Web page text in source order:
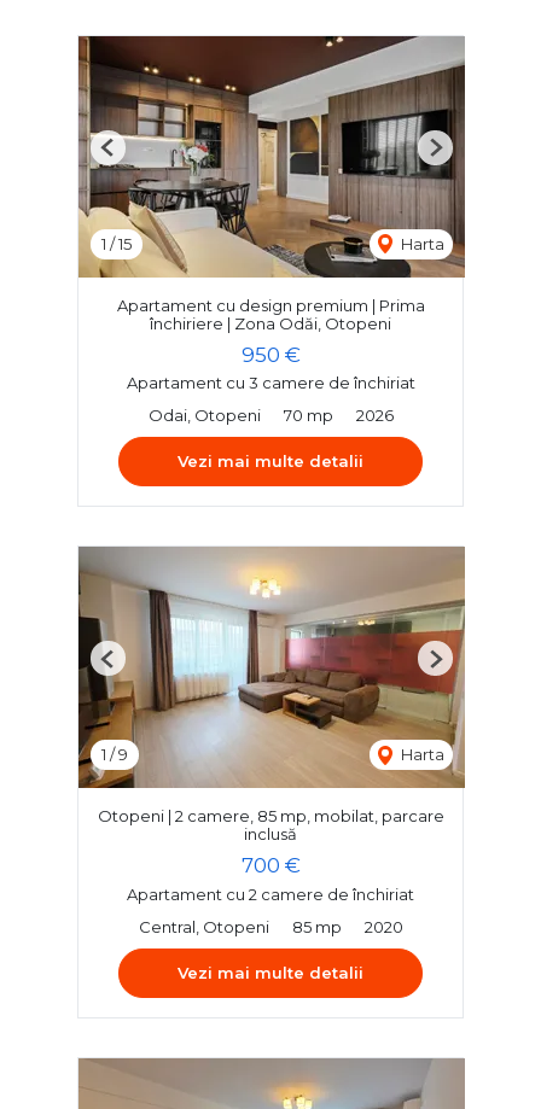
1 /15 Harta
Previous Next
Apartament cu design premium | Prima
închiriere | Zona Odăi, Otopeni
950 €
Apartament cu 3 camere de închiriat
Odai, Otopeni
70 mp 2026
Vezi mai multe detalii
1 /9 Harta
Previous Next
Otopeni | 2 camere, 85 mp, mobilat, parcare
inclusă
700 €
Apartament cu 2 camere de închiriat
Central, Otopeni
85 mp 2020
Vezi mai multe detalii